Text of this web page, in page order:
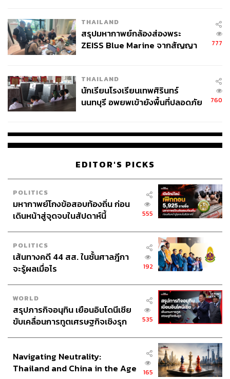
THAILAND
สรุปมหากาพย์กล้องส่องพระ
ZEISS Blue Marine จากสัญญา
จ่ายหนี้-แอบระบุแบรนด์
777
THAILAND
นักเรียนโรงเรียนเทพศิรินทร์
นนทบุรี อพยพเข้ายังพื้นที่ปลอดภัย
760
EDITOR'S PICKS
POLITICS
มหากาพย์โกงข้อสอบท้องถิ่น ก่อน
เดินหน้าสู่จุดจบในสัปดาห์นี้
555
POLITICS
เส้นทางคดี 44 สส. ในชั้นศาลฎีกา
จะรู้ผลเมื่อไร
192
WORLD
สรุปภารกิจอนุทิน เยือนอินโดนีเซีย
ขับเคลื่อนการทูตเศรษฐกิจเชิงรุก
535
Navigating Neutrality:
Thailand and China in the Age
165